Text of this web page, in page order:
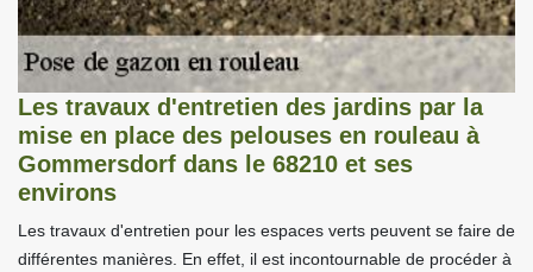
Les travaux d'entretien des jardins par la
mise en place des pelouses en rouleau à
Gommersdorf dans le 68210 et ses
environs
Les travaux d'entretien pour les espaces verts peuvent se faire de
différentes manières. En effet, il est incontournable de procéder à